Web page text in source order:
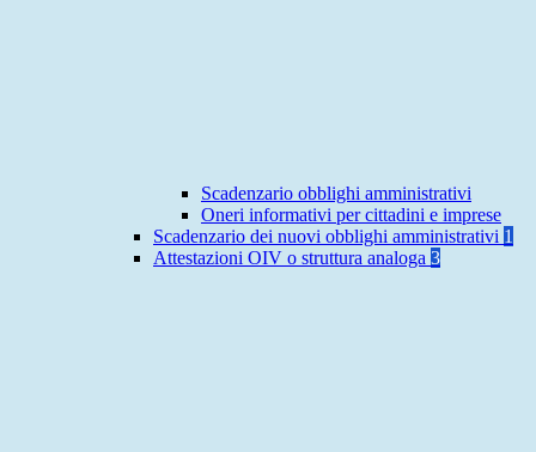
Scadenzario obblighi amministrativi
Oneri informativi per cittadini e imprese
Scadenzario dei nuovi obblighi amministrativi 1
Attestazioni OIV o struttura analoga 3